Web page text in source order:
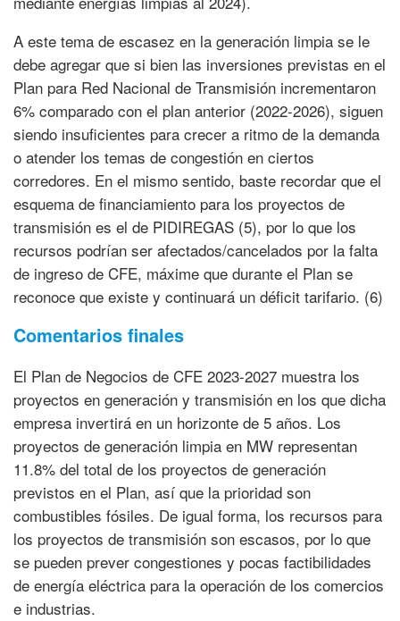
A este tema de escasez en la generación limpia se le
debe agregar que si bien las inversiones previstas en el
Plan para Red Nacional de Transmisión incrementaron
6% comparado con el plan anterior (2022-2026), siguen
siendo insuficientes para crecer a ritmo de la demanda
o atender los temas de congestión en ciertos
corredores. En el mismo sentido, baste recordar que el
esquema de financiamiento para los proyectos de
transmisión es el de PIDIREGAS (5), por lo que los
recursos podrían ser afectados/cancelados por la falta
de ingreso de CFE, máxime que durante el Plan se
reconoce que existe y continuará un déficit tarifario. (6)
Comentarios finales
El Plan de Negocios de CFE 2023-2027 muestra los
proyectos en generación y transmisión en los que dicha
empresa invertirá en un horizonte de 5 años. Los
proyectos de generación limpia en MW representan
11.8% del total de los proyectos de generación
previstos en el Plan, así que la prioridad son
combustibles fósiles. De igual forma, los recursos para
los proyectos de transmisión son escasos, por lo que
se pueden prever congestiones y pocas factibilidades
de energía eléctrica para la operación de los comercios
e industrias.